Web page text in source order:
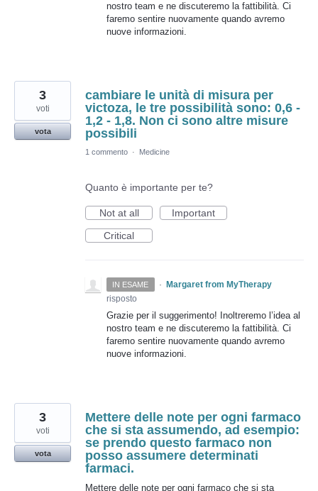
nostro team e ne discuteremo la fattibilità. Ci
faremo sentire nuovamente quando avremo
nuove informazioni.
cambiare le unità di misura per
victoza, le tre possibilità sono: 0,6 -
1,2 - 1,8. Non ci sono altre misure
possibili
3
voti
vota
1 commento · Medicine
Quanto è importante per te?
Not at all
Important
Critical
IN ESAME ·
Margaret from MyTherapy
risposto
Grazie per il suggerimento! Inoltreremo l’idea al
nostro team e ne discuteremo la fattibilità. Ci
faremo sentire nuovamente quando avremo
nuove informazioni.
Mettere delle note per ogni farmaco
che si sta assumendo, ad esempio:
se prendo questo farmaco non
posso assumere determinati
farmaci.
Mettere delle note per ogni farmaco che si sta
3
voti
vota